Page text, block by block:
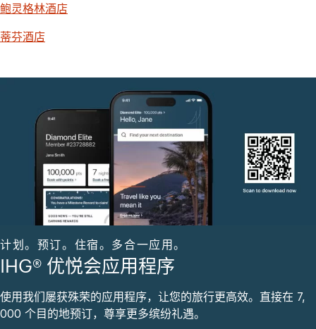
鲍灵格林酒店
蒂芬酒店
计划。预订。住宿。多合一应用。
IHG® 优悦会应用程序
使用我们屡获殊荣的应用程序，让您的旅行更高效。直接在 7,
000 个目的地预订，尊享更多缤纷礼遇。